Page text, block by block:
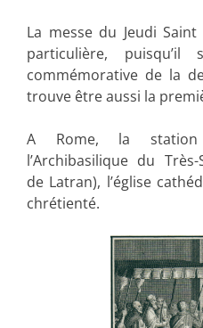
La messe du Jeudi
particulière,
commémorative de la
trouve être aussi la
A Rome, la station
l’Archibasilique du Très-
de Latran), l’église
chrétienté.